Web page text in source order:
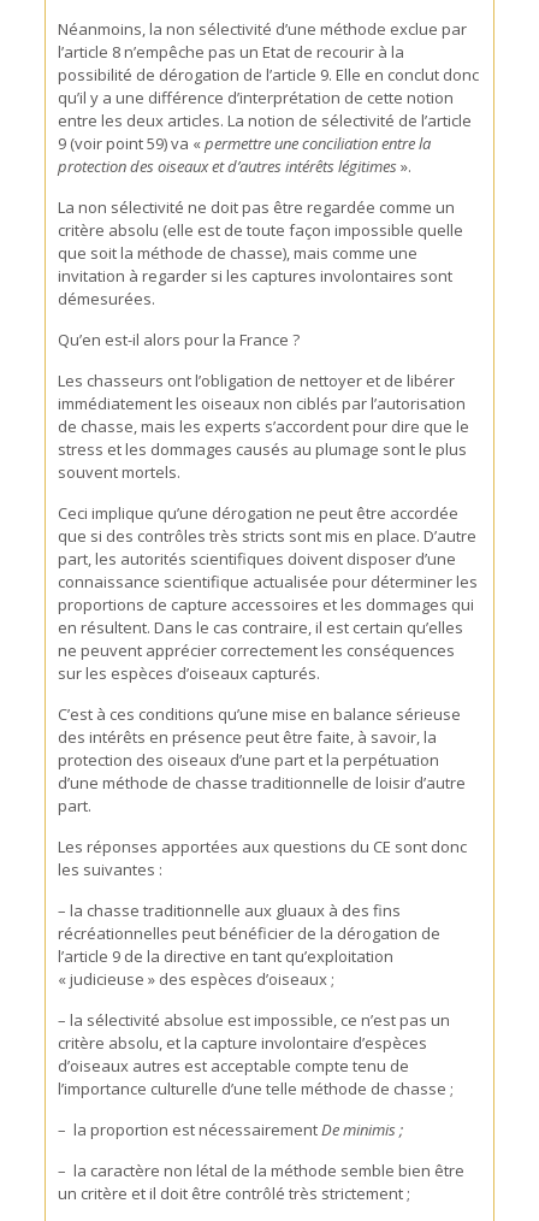
Néanmoins, la non sélectivité d’une méthode exclue par
l’article 8 n’empêche pas un Etat de recourir à la
possibilité de dérogation de l’article 9. Elle en conclut donc
qu’il y a une différence d’interprétation de cette notion
entre les deux articles. La notion de sélectivité de l’article
9 (voir point 59) va «permettre une conciliation entre la
protection des oiseaux et d’autres intérêts légitimes».
La non sélectivité ne doit pas être regardée comme un
critère absolu (elle est de toute façon impossible quelle
que soit la méthode de chasse), mais comme une
invitation à regarder si les captures involontaires sont
démesurées.
Qu’en est-il alors pour la France ?
Les chasseurs ont l’obligation de nettoyer et de libérer
immédiatement les oiseaux non ciblés par l’autorisation
de chasse, mais les experts s’accordent pour dire que le
stress et les dommages causés au plumage sont le plus
souvent mortels.
Ceci implique qu’une dérogation ne peut être accordée
que si des contrôles très stricts sont mis en place. D’autre
part, les autorités scientifiques doivent disposer d’une
connaissance scientifique actualisée pour déterminer les
proportions de capture accessoires et les dommages qui
en résultent. Dans le cas contraire, il est certain qu’elles
ne peuvent apprécier correctement les conséquences
sur les espèces d’oiseaux capturés.
C’est à ces conditions qu’une mise en balance sérieuse
des intérêts en présence peut être faite, à savoir, la
protection des oiseaux d’une part et la perpétuation
d’une méthode de chasse traditionnelle de loisir d’autre
part.
Les réponses apportées aux questions du CE sont donc
les suivantes :
– la chasse traditionnelle aux gluaux à des fins
récréationnelles peut bénéficier de la dérogation de
l’article 9 de la directive en tant qu’exploitation
« judicieuse » des espèces d’oiseaux ;
– la sélectivité absolue est impossible, ce n’est pas un
critère absolu, et la capture involontaire d’espèces
d’oiseaux autres est acceptable compte tenu de
l’importance culturelle d’une telle méthode de chasse ;
– la proportion est nécessairementDe minimis ;
– la caractère non létal de la méthode semble bien être
un critère et il doit être contrôlé très strictement ;